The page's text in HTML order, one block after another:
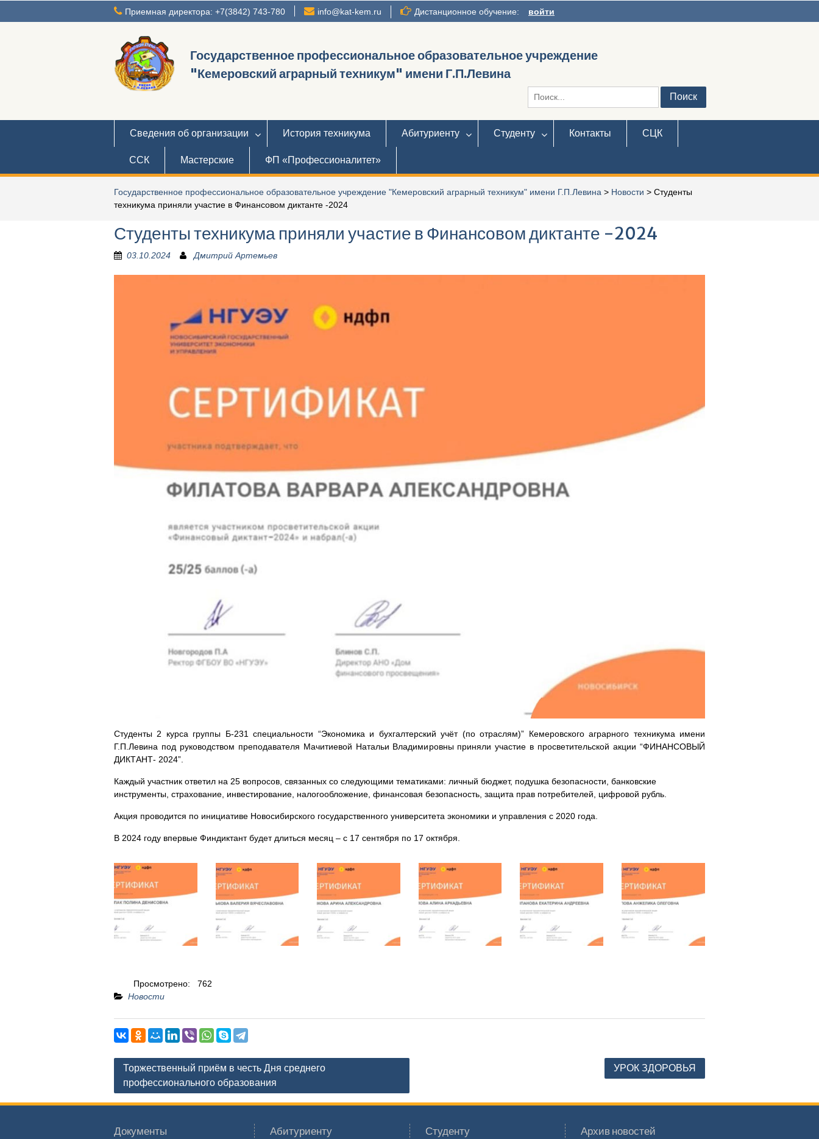
Приемная директора: +7(3842) 743-780 info@kat-kem.ru Дистанционное обучение: войти
Государственное профессиональное образовательное учреждение
"Кемеровский аграрный техникум" имени Г.П.Левина
Искать:
Сведения об организации История техникума Абитуриенту Студенту Контакты СЦК
ССК Мастерские ФП «Профессионалитет»
Государственное профессиональное образовательное учреждение "Кемеровский аграрный техникум" имени Г.П.Левина > Новости > Студенты
техникума приняли участие в Финансовом диктанте -2024
Студенты техникума приняли участие в Финансовом диктанте -2024
03.10.2024 Дмитрий Артемьев
Студенты 2 курса группы Б-231 специальности “Экономика и бухгалтерский учёт (по отраслям)” Кемеровского аграрного техникума имени
Г.П.Левина под руководством преподавателя Мачитиевой Натальи Владимировны приняли участие в просветительской акции “ФИНАНСОВЫЙ
ДИКТАНТ- 2024”.
Каждый участник ответил на 25 вопросов, связанных со следующими тематиками: личный бюджет, подушка безопасности, банковские
инструменты, страхование, инвестирование, налогообложение, финансовая безопасность, защита прав потребителей, цифровой рубль.
Акция проводится по инициативе Новосибирского государственного университета экономики и управления с 2020 года.
В 2024 году впервые Финдиктант будет длиться месяц – с 17 сентября по 17 октября.
Просмотрено:
762
Новости
Навигация
по
записям
Торжественный приём в честь Дня среднего
профессионального образования
УРОК ЗДОРОВЬЯ
Документы Абитуриенту Студенту Архив новостей